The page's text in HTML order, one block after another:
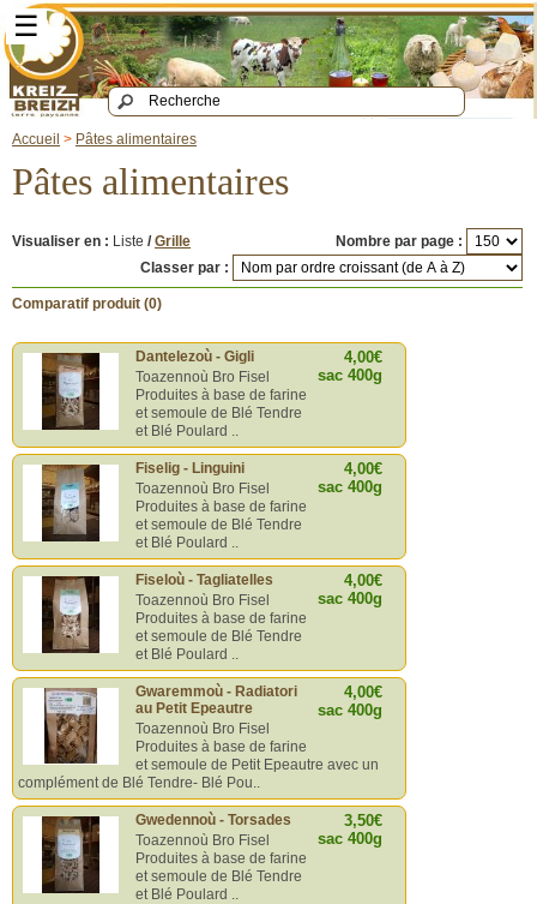
☰
Accueil > Pâtes alimentaires
Pâtes alimentaires
Visualiser en : Liste / Grille
Nombre par page :
Classer par :
Comparatif produit (0)
4,00€
sac 400g
Dantelezoù - Gigli
Toazennoù Bro Fisel
Produites à base de farine
et semoule de Blé Tendre
et Blé Poulard ..
4,00€
sac 400g
Fiselig - Linguini
Toazennoù Bro Fisel
Produites à base de farine
et semoule de Blé Tendre
et Blé Poulard ..
4,00€
sac 400g
Fiseloù - Tagliatelles
Toazennoù Bro Fisel
Produites à base de farine
et semoule de Blé Tendre
et Blé Poulard ..
4,00€
sac 400g
Gwaremmoù - Radiatori
au Petit Epeautre
Toazennoù Bro Fisel
Produites à base de farine
et semoule de Petit Epeautre avec un
complément de Blé Tendre- Blé Pou..
3,50€
sac 400g
Gwedennoù - Torsades
Toazennoù Bro Fisel
Produites à base de farine
et semoule de Blé Tendre
et Blé Poulard ..